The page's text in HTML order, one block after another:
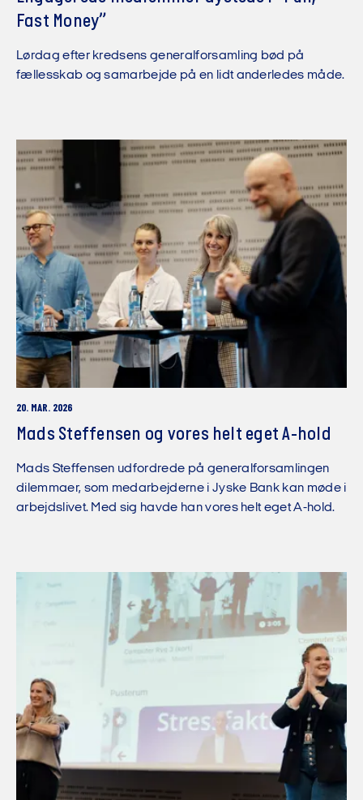
Fast Money”
Lørdag efter kredsens generalforsamling bød på
fællesskab og samarbejde på en lidt anderledes måde.
20. MAR. 2026
Mads Steffensen og vores helt eget A-hold
Mads Steffensen udfordrede på generalforsamlingen
dilemmaer, som medarbejderne i Jyske Bank kan møde i
arbejdslivet. Med sig havde han vores helt eget A-hold.